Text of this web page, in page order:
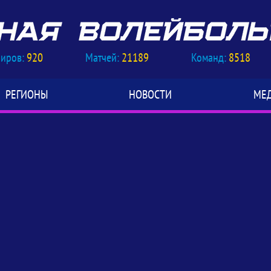
920 Матчей:21189 Команд:8518
РЕГИОНЫ НОВОСТИ
мячей!, О старте приема заявок на